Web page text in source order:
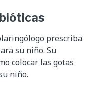
prescriba
su niño. Su
colocar las gotas
niño.